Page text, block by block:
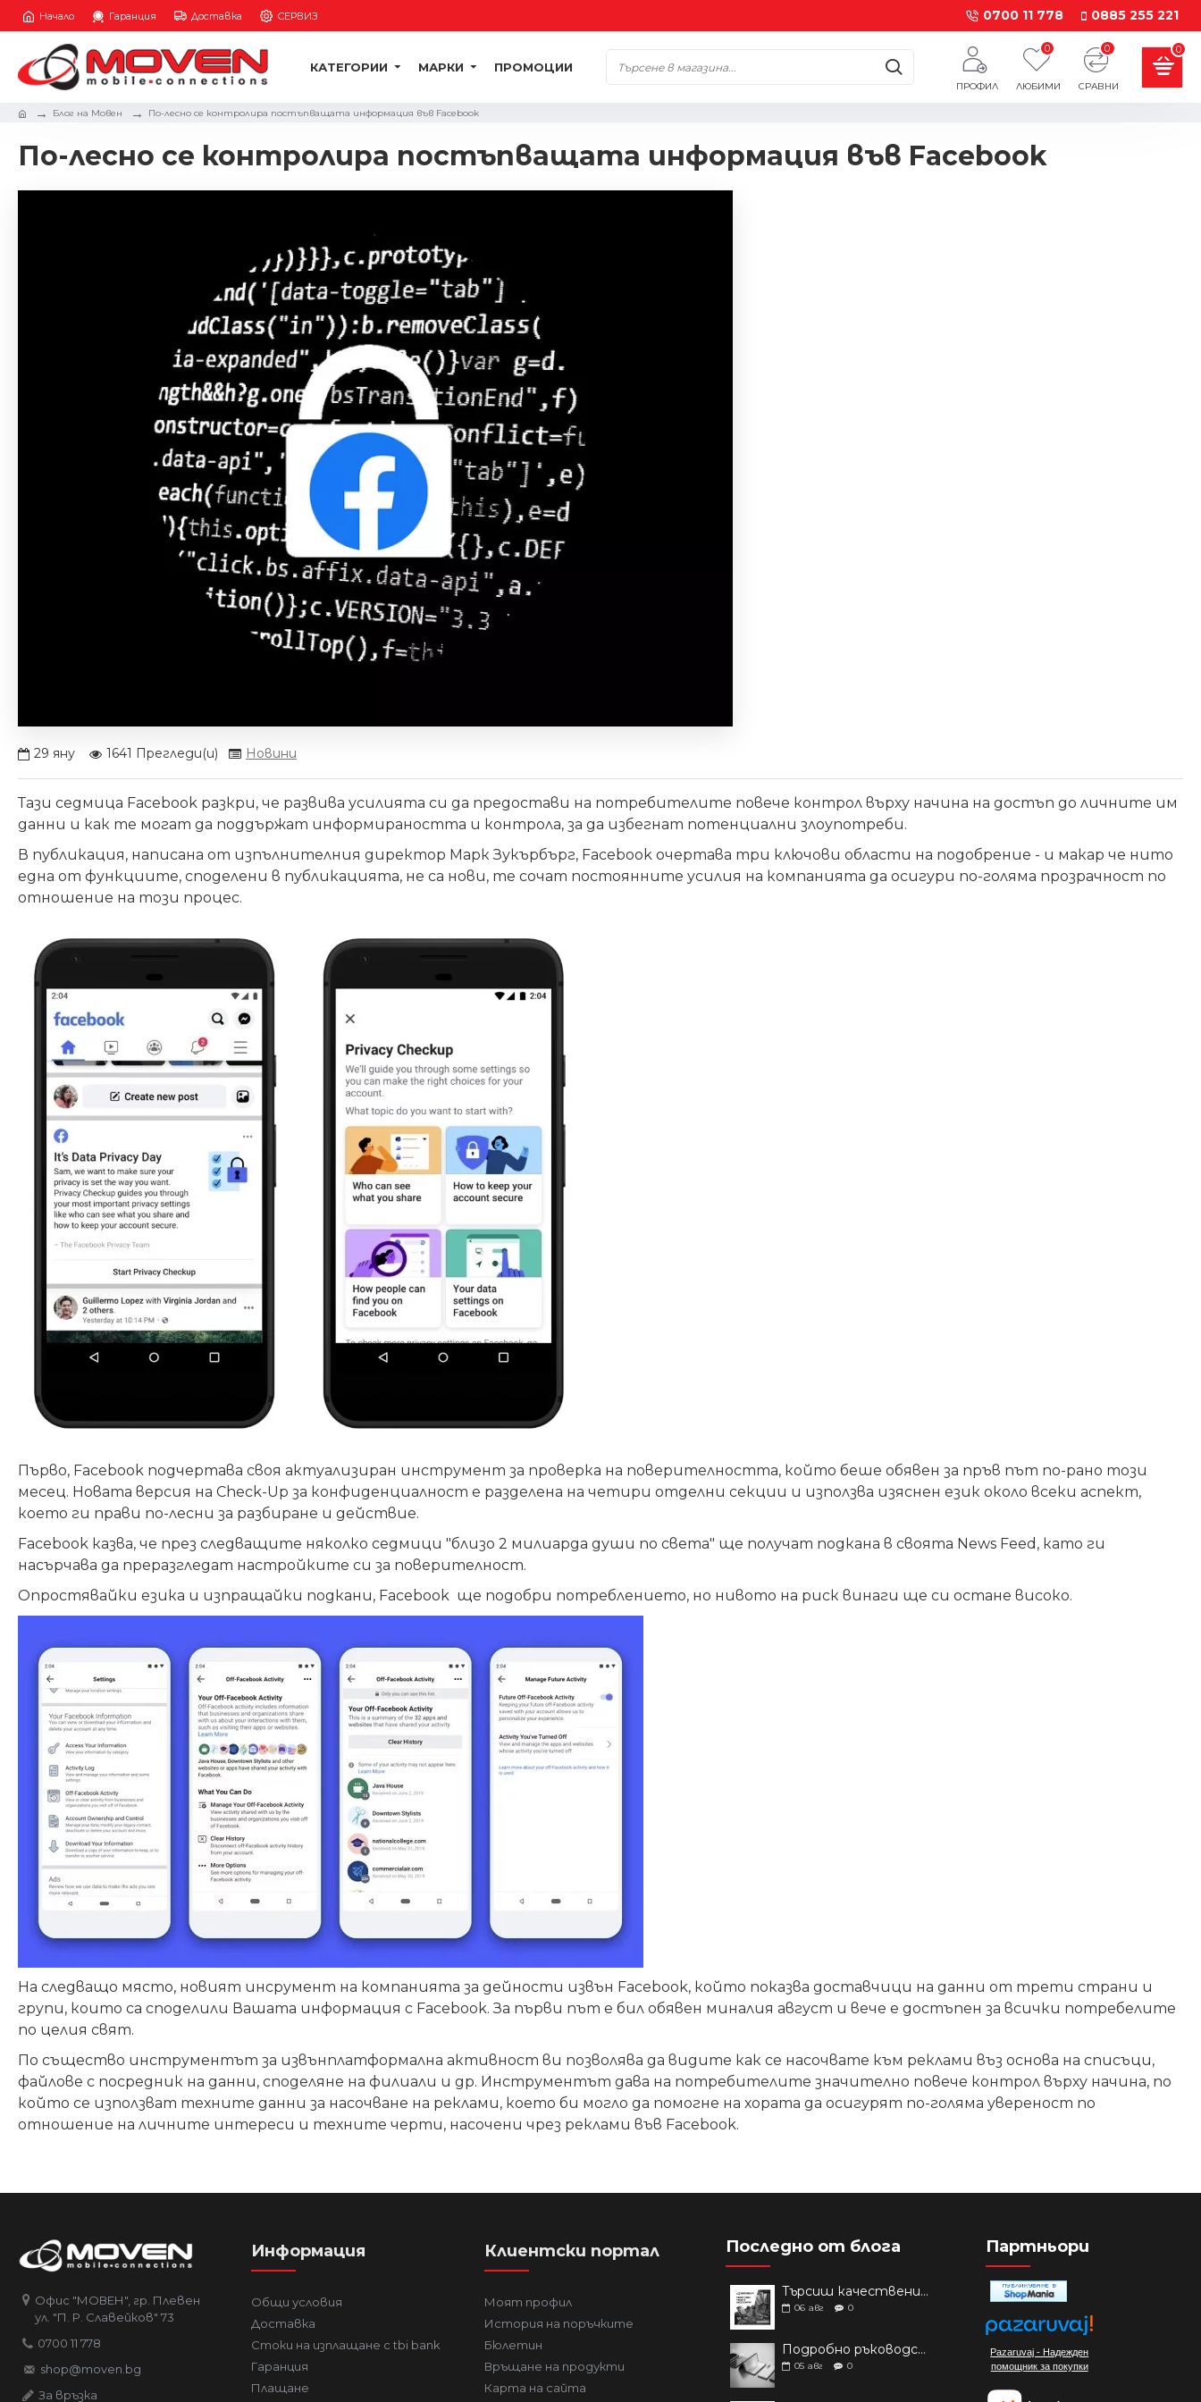
Начало Гаранция Доставка СЕРВИЗ 0700 11 778 0885 255 221
КАТЕГОРИИ МАРКИ ПРОМОЦИИ
ПРОФИЛ ЛЮБИМИ
0
СРАВНИ
0 0
Блог на Мовен По-лесно се контролира постъпващата информация във Facebook
По-лесно се контролира постъпващата информация във Facebook
29 яну 1641 Прегледи(и) Новини
Тази седмица Facebook разкри, че развива усилията си да предостави на потребителите повече контрол върху начина на достъп до личните им
данни и как те могат да поддържат информираността и контрола, за да избегнат потенциални злоупотреби.
В публикация, написана от изпълнителния директор Марк Зукърбърг, Facebook очертава три ключови области на подобрение - и макар че нито
една от функциите, споделени в публикацията, не са нови, те сочат постоянните усилия на компанията да осигури по-голяма прозрачност по
отношение на този процес.
Първо, Facebook подчертава своя актуализиран инструмент за проверка на поверителността, който беше обявен за пръв път по-рано този
месец. Новата версия на Check-Up за конфиденциалност е разделена на четири отделни секции и използва изяснен език около всеки аспект,
което ги прави по-лесни за разбиране и действие.
Facebook казва, че през следващите няколко седмици "близо 2 милиарда души по света" ще получат подкана в своята News Feed, като ги
насърчава да преразгледат настройките си за поверителност.
Опростявайки езика и изпращайки подкани, Facebook ще подобри потреблението, но нивото на риск винаги ще си остане високо.
На следващо място, новият инсрумент на компанията за дейности извън Facebook, който показва доставчици на данни от трети страни и
групи, които са споделили Вашата информация с Facebook. За първи път е бил обявен миналия август и вече е достъпен за всички потребелите
по целия свят.
По същество инструментът за извънплатформална активност ви позволява да видите как се насочвате към реклами въз основа на списъци,
файлове с посредник на данни, споделяне на филиали и др. Инструментът дава на потребителите значително повече контрол върху начина, по
който се използват техните данни за насочване на реклами, което би могло да помогне на хората да осигурят по-голяма увереност по
отношение на личните интереси и техните черти, насочени чрез реклами във Facebook.
Офис "МОВЕН", гр. Плевен
ул. "П. Р. Славейков" 73
0700 11 778
shop@moven.bg
За връзка
Информация
Общи условия
Доставка
Стоки на изплащане с tbi bank
Гаранция
Плащане
Клиентски портал
Моят профил
История на поръчките
Бюлетин
Връщане на продукти
Карта на сайта
Последно от блога
Търсиш качествени аксесоари за твоя модел? Как правилно да защитим новия си смартфон: Ръководство за аксесоари през 2026 г.
06 авг 0
Подробно ръководство: Кой смартфон да купиш през 2026 г.?
05 авг 0
Партньори
Pazaruvaj - Надежден
помощник за покупки